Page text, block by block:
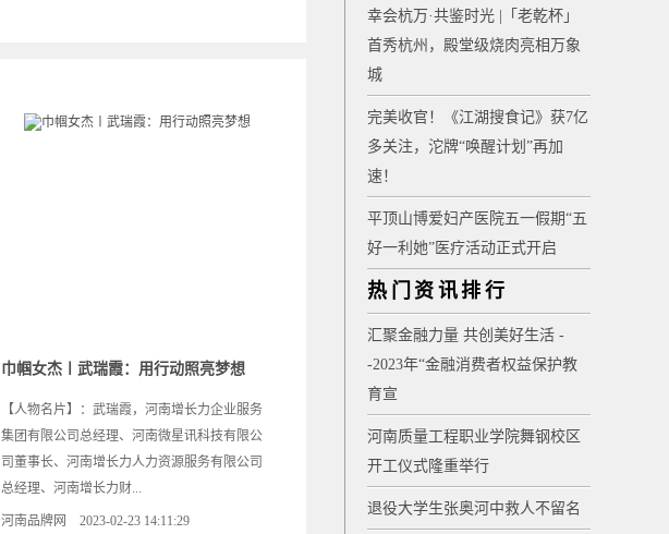
巾帼女杰〡武瑞霞：用行动照亮梦想
【人物名片】：武瑞霞，河南增长力企业服务
集团有限公司总经理、河南微星讯科技有限公
司董事长、河南增长力人力资源服务有限公司
总经理、河南增长力财...
河南品牌网 2023-02-23 14:11:29
幸会杭万·共鉴时光 |「老乾杯」
首秀杭州，殿堂级烧肉亮相万象
城
完美收官！《江湖搜食记》获7亿
多关注，沱牌“唤醒计划”再加
速！
平顶山博爱妇产医院五一假期“五
好一利她”医疗活动正式开启
热门资讯排行
汇聚金融力量 共创美好生活 -
-2023年“金融消费者权益保护教
育宣
河南质量工程职业学院舞钢校区
开工仪式隆重举行
退役大学生张奥河中救人不留名